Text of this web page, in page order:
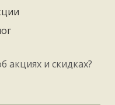
акциях и скидках?